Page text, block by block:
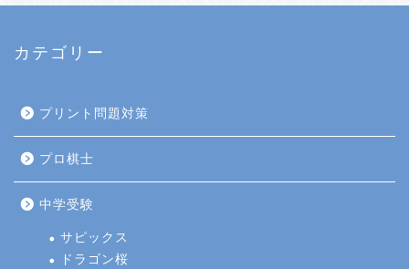
カテゴリー
プリント問題対策
プロ棋士
中学受験
サピックス
ドラゴン桜